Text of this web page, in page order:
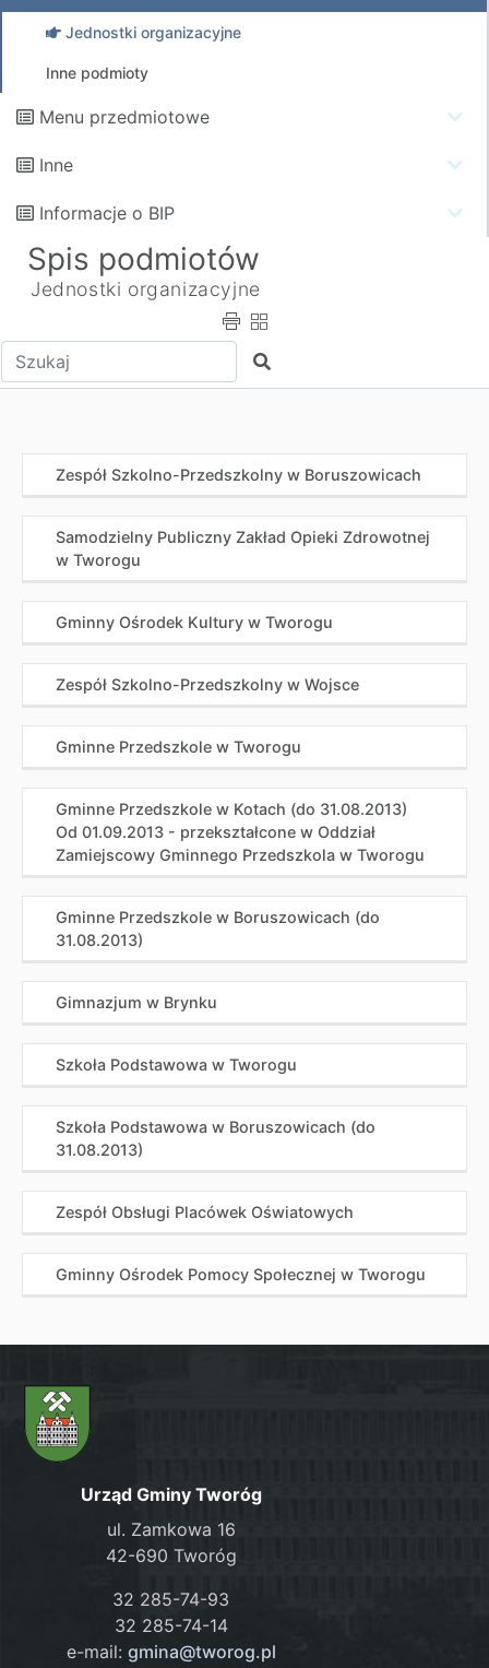
Jednostki organizacyjne
Inne podmioty
Menu przedmiotowe
Inne
Informacje o BIP
Spis podmiotów
Jednostki organizacyjne
Wpisz tekst do wyszukania Szukaj
Zespół Szkolno-Przedszkolny w Boruszowicach
Samodzielny Publiczny Zakład Opieki Zdrowotnej
w Tworogu
Gminny Ośrodek Kultury w Tworogu
Zespół Szkolno-Przedszkolny w Wojsce
Gminne Przedszkole w Tworogu
Gminne Przedszkole w Kotach (do 31.08.2013)
Od 01.09.2013 - przekształcone w Oddział
Zamiejscowy Gminnego Przedszkola w Tworogu
Gminne Przedszkole w Boruszowicach (do
31.08.2013)
Gimnazjum w Brynku
Szkoła Podstawowa w Tworogu
Szkoła Podstawowa w Boruszowicach (do
31.08.2013)
Zespół Obsługi Placówek Oświatowych
Gminny Ośrodek Pomocy Społecznej w Tworogu
Urząd Gminy Tworóg
ul. Zamkowa 16
42-690 Tworóg
32 285-74-93
32 285-74-14
e-mail: gmina@tworog.pl